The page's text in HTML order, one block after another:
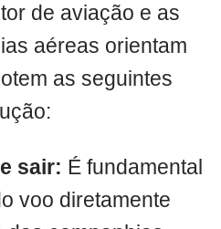
de aviação e as
aéreas orientam
as seguintes
sair: É fundamental
voo diretamente